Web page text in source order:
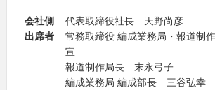
会社側
出席者
代表取締役社長 天野尚彦
常務取締役 編成業務局・報道制
宣
報道制作局長 末永弓子
編成業務局 編成部長 三谷弘幸